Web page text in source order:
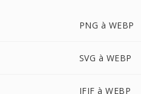
PNG à WEBP
SVG à WEBP
JFIF à WEBP